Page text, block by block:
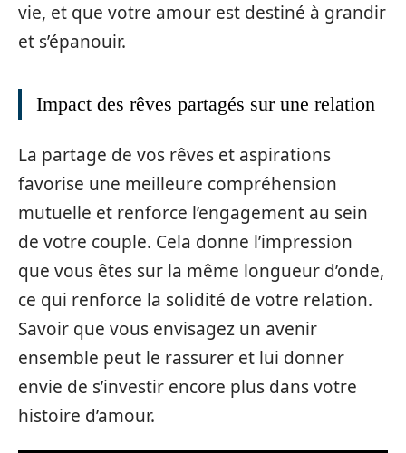
vie, et que votre amour est destiné à grandir
et s’épanouir.
Impact des rêves partagés sur une relation
La partage de vos rêves et aspirations
favorise une meilleure compréhension
mutuelle et renforce l’engagement au sein
de votre couple. Cela donne l’impression
que vous êtes sur la même longueur d’onde,
ce qui renforce la solidité de votre relation.
Savoir que vous envisagez un avenir
ensemble peut le rassurer et lui donner
envie de s’investir encore plus dans votre
histoire d’amour.